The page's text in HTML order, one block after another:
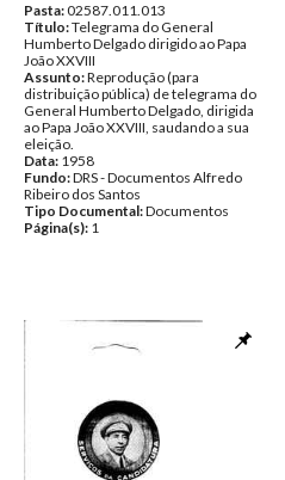
Pasta:02587.011.013
Título:Telegrama do General
Humberto Delgado dirigido ao Papa
João XXVIII
Assunto:Reprodução (para
distribuição pública) de telegrama do
General Humberto Delgado, dirigida
ao Papa João XXVIII, saudando a sua
eleição.
Data: 1958
Fundo:DRS - Documentos Alfredo
Ribeiro dos Santos
Tipo Documental:Documentos
Página(s): 1